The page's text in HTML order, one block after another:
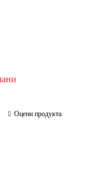
Оцени продукта